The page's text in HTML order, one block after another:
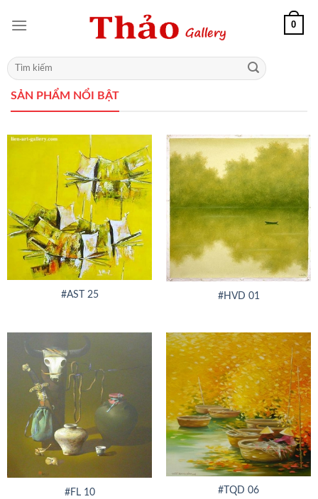
0
SẢN PHẨM NỔI BẬT
#AST 25 #HVD 01
#FL 10
#TQD 06